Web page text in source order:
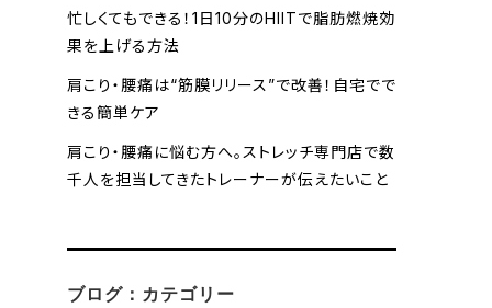
忙しくてもできる！1日10分のHIITで脂肪燃焼効
果を上げる方法
肩こり・腰痛は“筋膜リリース”で改善！自宅でで
きる簡単ケア
肩こり・腰痛に悩む方へ。ストレッチ専門店で数
千人を担当してきたトレーナーが伝えたいこと
ブログ：カテゴリー